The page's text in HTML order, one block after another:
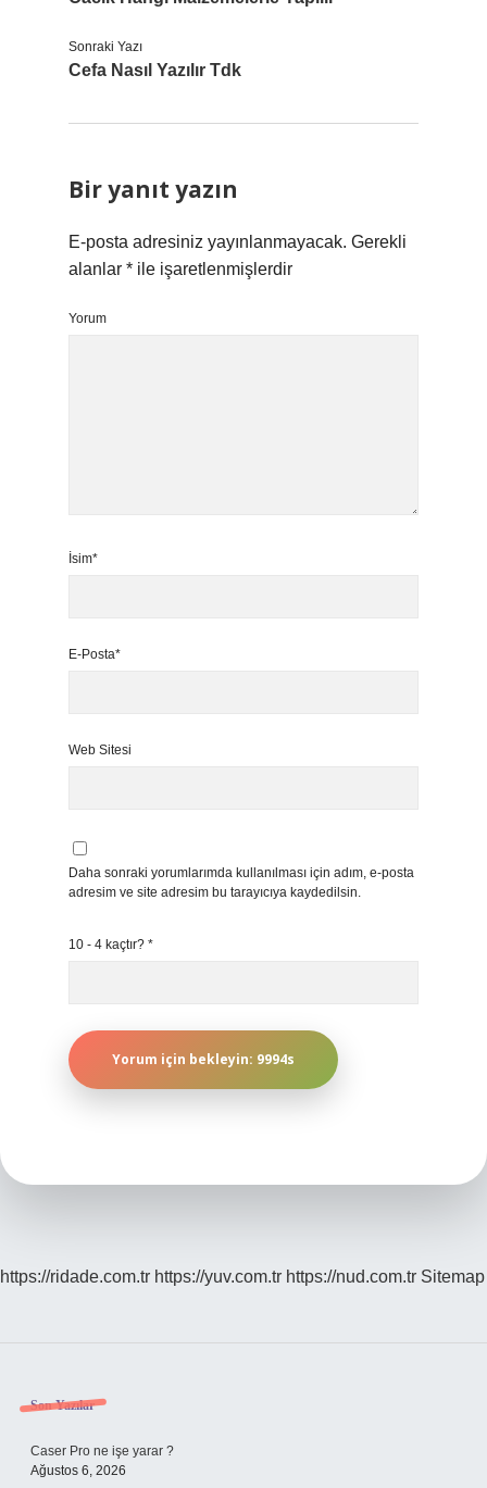
Sonraki Yazı
Cefa Nasıl Yazılır Tdk
Bir yanıt yazın
E-posta adresiniz yayınlanmayacak. Gerekli
alanlar * ile işaretlenmişlerdir
Yorum
İsim*
E-Posta*
Web Sitesi
Daha sonraki yorumlarımda kullanılması için adım, e-posta
adresim ve site adresim bu tarayıcıya kaydedilsin.
10 - 4 kaçtır? *
https://ridade.com.tr https://yuv.com.tr https://nud.com.tr Sitemap
Sidebar
Son Yazılar
Caser Pro ne işe yarar ?
Ağustos 6, 2026